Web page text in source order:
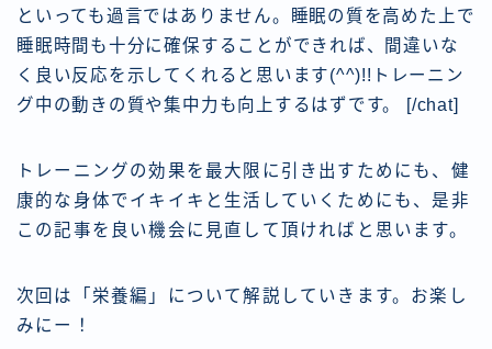
といっても過言ではありません。睡眠の質を高めた上で
睡眠時間も十分に確保することができれば、間違いな
く良い反応を示してくれると思います(^^)!!トレーニン
グ中の動きの質や集中力も向上するはずです。
[/chat]
トレーニングの効果を最大限に引き出すためにも、健
康的な身体でイキイキと生活していくためにも、是非
この記事を良い機会に見直して頂ければと思います。
次回は「栄養編」について解説していきます。お楽し
みにー！